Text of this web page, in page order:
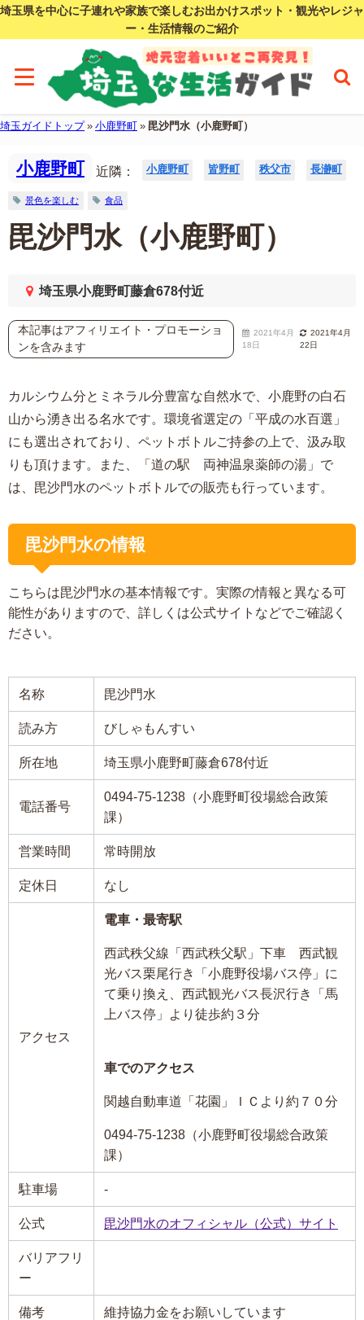
埼玉県を中心に子連れや家族で楽しむお出かけスポット・観光やレジャ
ー・生活情報のご紹介
埼玉ガイドトップ» 小鹿野町 » 毘沙門水（小鹿野町）
小鹿野町 近隣： 小鹿野町 皆野町 秩父市 長瀞町
景色を楽しむ 食品
毘沙門水（小鹿野町）
埼玉県小鹿野町藤倉678付近
本記事はアフィリエイト・プロモーショ
ンを含みます
2021年4月
18日
2021年4月
22日
カルシウム分とミネラル分豊富な自然水で、小鹿野の白石
山から湧き出る名水です。環境省選定の「平成の水百選」
にも選出されており、ペットボトルご持参の上で、汲み取
りも頂けます。また、「道の駅 両神温泉薬師の湯」で
は、毘沙門水のペットボトルでの販売も行っています。
毘沙門水の情報
こちらは毘沙門水の基本情報です。実際の情報と異なる可
能性がありますので、詳しくは公式サイトなどでご確認く
ださい。
名称 毘沙門水
読み方 びしゃもんすい
所在地 埼玉県小鹿野町藤倉678付近
電話番号
0494-75-1238（小鹿野町役場総合政策
課）
営業時間 常時開放
定休日 なし
アクセス
電車・最寄駅
西武秩父線「西武秩父駅」下車 西武観
光バス栗尾行き「小鹿野役場バス停」に
て乗り換え、西武観光バス長沢行き「馬
上バス停」より徒歩約３分
車でのアクセス
関越自動車道「花園」ＩＣより約７０分
0494-75-1238（小鹿野町役場総合政策
課）
駐車場 -
公式 毘沙門水のオフィシャル（公式）サイト
バリアフリ
ー
備考 維持協力金をお願いしています